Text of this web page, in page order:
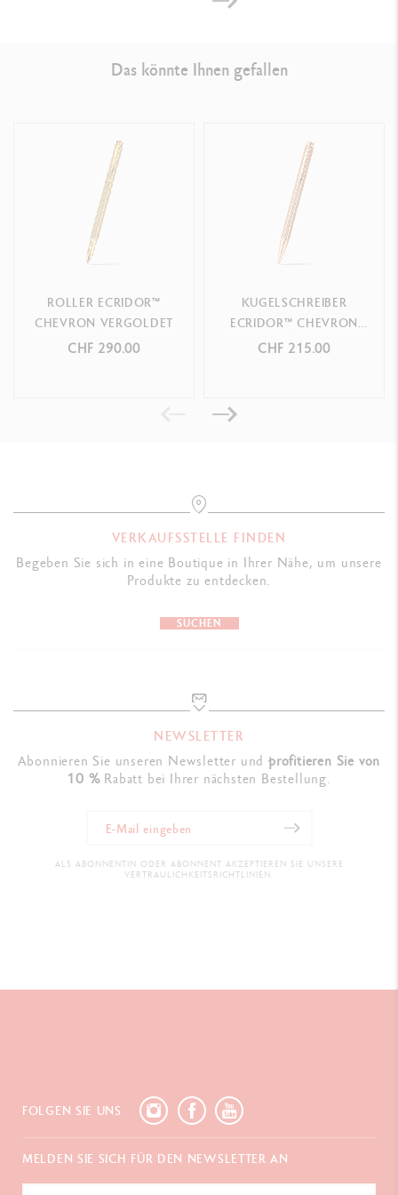
Swiss Made
PRODUKTREFERENZ
Das könnte Ihnen gefallen
ROLLER ECRIDOR™
CHEVRON VERGOLDET
CHF 290.00
KUGELSCHREIBER
ECRIDOR™ CHEVRON
ROSÉGOLD
CHF 215.00
VERKAUFSSTELLE FINDEN
Begeben Sie sich in eine Boutique in Ihrer Nähe, um unsere
Produkte zu entdecken.
SUCHEN
NEWSLETTER
Abonnieren Sie unseren Newsletter undprofitieren Sie von
10 %Rabatt bei Ihrer nächsten Bestellung.
ALS ABONNENTIN ODER ABONNENT AKZEPTIEREN SIE UNSERE
VERTRAULICHKEITSRICHTLINIEN.
FOLGEN SIE UNS
MELDEN SIE SICH FÜR DEN NEWSLETTER AN